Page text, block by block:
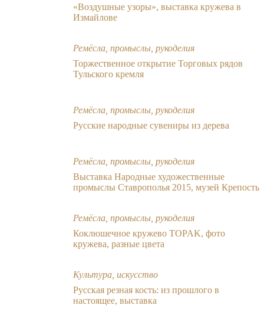
«Воздушные узоры», выставка кружева в
Измайлове
Ремёсла, промыслы, рукоделия
Торжественное открытие Торговых рядов
Тульского кремля
Ремёсла, промыслы, рукоделия
Русские народные сувениры из дерева
Ремёсла, промыслы, рукоделия
Выставка Народные художественные
промыслы Ставрополья 2015, музей Крепость
Ремёсла, промыслы, рукоделия
Коклюшечное кружево TOPAK, фото
кружева, разные цвета
Культура, искусство
Русская резная кость: из прошлого в
настоящее, выставка